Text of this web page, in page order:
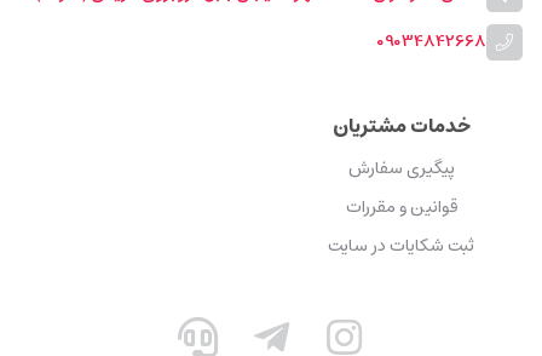
09034842668
خدمات مشتریان
پیگیری سفارش
قوانین و مقررات
ثبت شکایات در سایت